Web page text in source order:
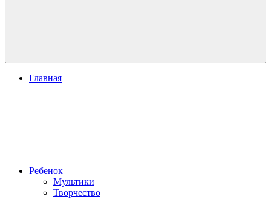
Главная
Ребенок
Мультики
Творчество